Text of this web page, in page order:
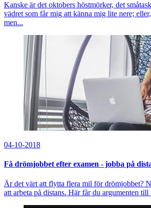
Kanske är det oktobers höstmörker, det
vädret som får mig att känna mig lite nere;
men...
04-10-2018
Få drömjobbet efter examen - jobba på
Är det värt att flytta flera mil för drömjobbet?
att arbeta på distans. Här får du argumenten